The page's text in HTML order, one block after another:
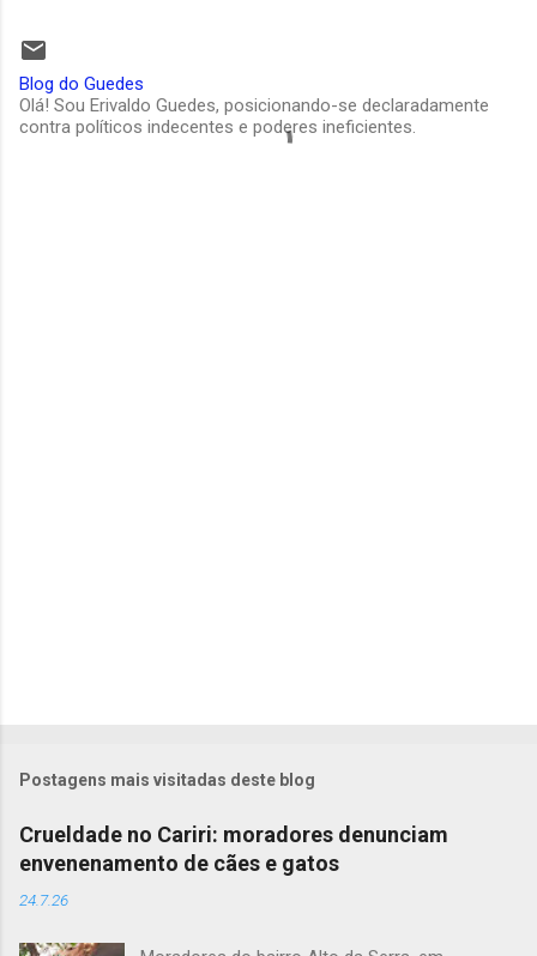
Blog do Guedes
Olá! Sou Erivaldo Guedes, posicionando-se declaradamente
contra políticos indecentes e poderes ineficientes.
Postagens mais visitadas deste blog
Crueldade no Cariri: moradores denunciam
envenenamento de cães e gatos
24.7.26